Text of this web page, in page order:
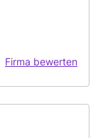
Firma bewerten